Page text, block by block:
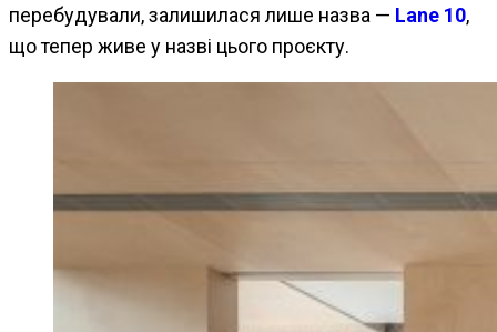
перебудували, залишилася лише назва — Lane 10,
що тепер живе у назві цього проєкту.